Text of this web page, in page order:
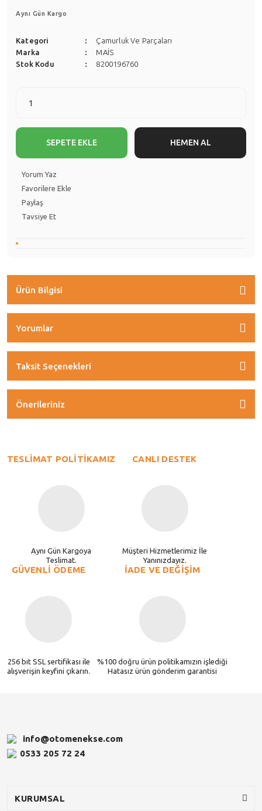
Aynı Gün Kargo
Kategori
Çamurluk Ve Parçaları
Marka
MAİS
Stok Kodu
8200196760
SEPETE EKLE HEMEN AL
Yorum Yaz
Paylaş
Tavsiye Et
Ürün Bilgisi
Yorumlar
Taksit Seçenekleri
Önerileriniz
TESLİMAT POLİTİKAMIZ
Aynı Gün Kargoya
Teslimat.
CANLI DESTEK
Müşteri Hizmetlerimiz İle
Yanınızdayız.
GÜVENLİ ÖDEME
256 bit SSL sertifikası ile
alışverişin keyfini çıkarın.
İADE VE DEĞİŞİM
%100 doğru ürün politikamızın işlediği
Hatasız ürün gönderim garantisi
info@otomenekse.com
0533 205 72 24
KURUMSAL